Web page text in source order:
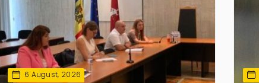
6 August, 2026